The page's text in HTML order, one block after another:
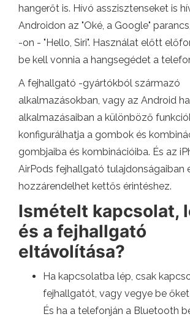
hangerőt is. Hívó asszisztenseket is
Androidon az "Oké, a Google"
-on - "Hello, Siri". Használat előtt
be kell vonnia a hangsegédet a
A fejhallgató -gyártókból származó
alkalmazásokban, vagy az Android
alkalmazásaiban a különböző
konfigurálhatja a gombok és
gombjaiba és kombinációiba. És az
AirPods fejhallgató tulajdonságaiban
hozzárendelhet kettős érintéshez.
Ismételt kapcsolat,
és a fejhallgató
eltávolítása?
Ha kapcsolatba lép, csak
fejhallgatót, vagy vegye be
És ha a telefonján a Bluetooth